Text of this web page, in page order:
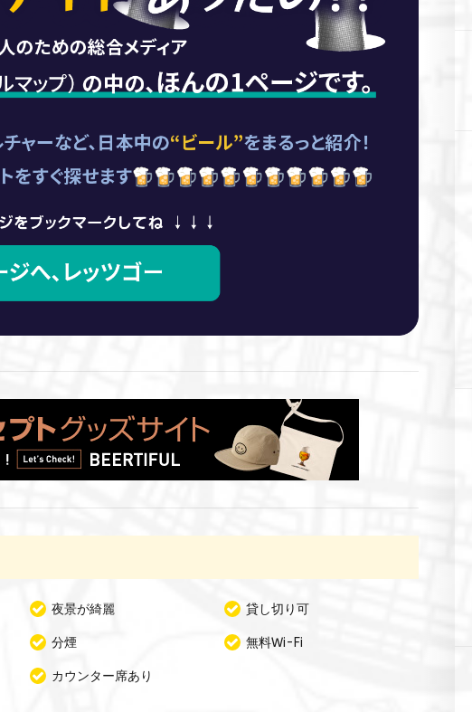
夜景が綺麗 貸し切り可
分煙 無料Wi-Fi
カウンター席あり